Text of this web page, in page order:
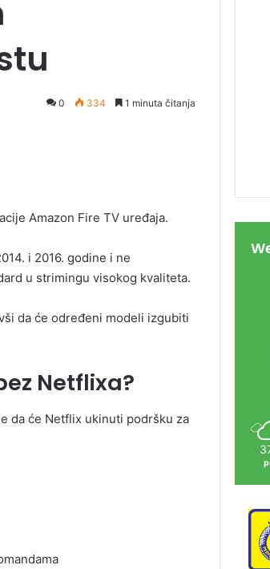
0 334 1 minuta čitanja
Amazon Fire TV uređaja.
i 2016. godine i ne
u strimingu visokog kvaliteta.
da će određeni modeli izgubiti
Netflixa?
da će Netflix ukinuti podršku za